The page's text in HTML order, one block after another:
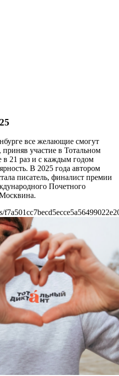
все желающие смогут
участие в Тотальном
в 21 раз и с каждым годом
В 2025 года автором
писатель, финалист премии
Почетного